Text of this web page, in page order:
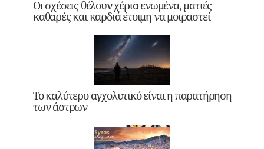
Οι σχέσεις θέλουν χέρια ενωμένα, ματιές
καθαρές και καρδιά έτοιμη να μοιραστεί
Το καλύτερο αγχολυτικό είναι η παρατήρηση
των άστρων